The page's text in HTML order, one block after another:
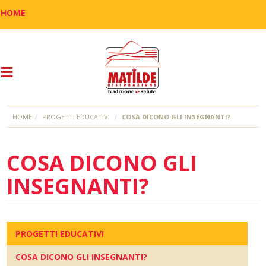
HOME
HOME PROGETTI EDUCATIVI COSA DICONO GLI INSEGNANTI?
COSA DICONO GLI
INSEGNANTI?
PROGETTI EDUCATIVI
COSA DICONO GLI INSEGNANTI?